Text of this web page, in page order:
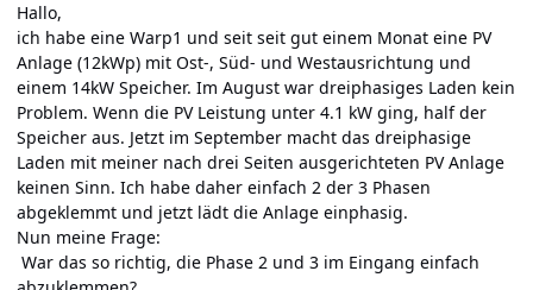
Hallo,
ich habe eine Warp1 und seit seit gut einem Monat eine PV
Anlage (12kWp) mit Ost-, Süd- und Westausrichtung und
einem 14kW Speicher. Im August war dreiphasiges Laden kein
Problem. Wenn die PV Leistung unter 4.1 kW ging, half der
Speicher aus. Jetzt im September macht das dreiphasige
Laden mit meiner nach drei Seiten ausgerichteten PV Anlage
keinen Sinn. Ich habe daher einfach 2 der 3 Phasen
abgeklemmt und jetzt lädt die Anlage einphasig.
Nun meine Frage:
War das so richtig, die Phase 2 und 3 im Eingang einfach